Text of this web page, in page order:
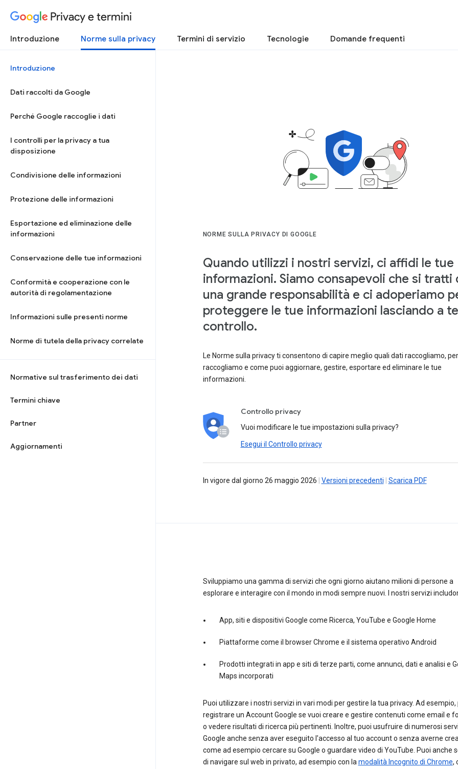
Privacy e termini
Introduzione Norme sulla privacy Termini di servizio Tecnologie Domande frequenti
Introduzione
Dati raccolti da Google
Perché Google raccoglie i dati
I controlli per la privacy a tua
disposizione
Condivisione delle informazioni
Protezione delle informazioni
Esportazione ed eliminazione delle
informazioni
Conservazione delle tue informazioni
Conformità e cooperazione con le
autorità di regolamentazione
Informazioni sulle presenti norme
Norme di tutela della privacy correlate
Normative sul trasferimento dei dati
Termini chiave
Partner
Aggiornamenti
NORME SULLA PRIVACY DI GOOGLE
Quando utilizzi i nostri servizi, ci affidi le tue
informazioni. Siamo consapevoli che si tratti
una grande responsabilità e ci adoperiamo
proteggere le tue informazioni lasciando a
controllo.
Le Norme sulla privacy ti consentono di capire meglio quali dati raccogliamo,
raccogliamo e come puoi aggiornare, gestire, esportare ed eliminare le tue
informazioni.
Controllo privacy
Vuoi modificare le tue impostazioni sulla privacy?
Esegui il Controllo privacy
In vigore dal giorno 26 maggio 2026 Versioni precedenti Scarica PDF
Sviluppiamo una gamma di servizi che ogni giorno aiutano milioni di persone a
esplorare e interagire con il mondo in modi sempre nuovi. I nostri servizi
App, siti e dispositivi Google come Ricerca, YouTube e Google Home
Piattaforme come il browser Chrome e il sistema operativo Android
Prodotti integrati in app e siti di terze parti, come annunci, dati e analisi e
Maps incorporati
Puoi utilizzare i nostri servizi in vari modi per gestire la tua privacy. Ad esempio,
registrare un Account Google se vuoi creare e gestire contenuti come email e
o vedere risultati di ricerca più pertinenti. Inoltre, puoi usufruire di numerosi
Google anche senza aver eseguito l'accesso al tuo account o senza averne
come ad esempio cercare su Google o guardare video di YouTube. Puoi anche
di navigare sul web in privato, ad esempio con lamodalità Incognito di Chrome,